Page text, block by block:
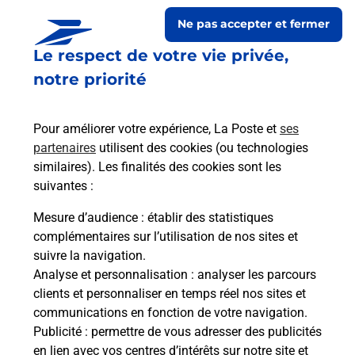
Le respect de votre vie privée,
notre priorité
Pour améliorer votre expérience, La Poste et ses
partenaires utilisent des cookies (ou technologies
similaires). Les finalités des cookies sont les
suivantes :
Mesure d’audience : établir des statistiques
complémentaires sur l’utilisation de nos sites et
suivre la navigation.
Analyse et personnalisation : analyser les parcours
clients et personnaliser en temps réel nos sites et
communications en fonction de votre navigation.
Publicité : permettre de vous adresser des publicités
en lien avec vos centres d’intérêts sur notre site et
Ne pas accepter et fermer
Collecte du courrier aujourd'hui à 12h00
12 Place Du Capitaine Jean Louis
04370 Beauvezer
Itinéraire
Le lien s'ouvre dans un nouvel onglet